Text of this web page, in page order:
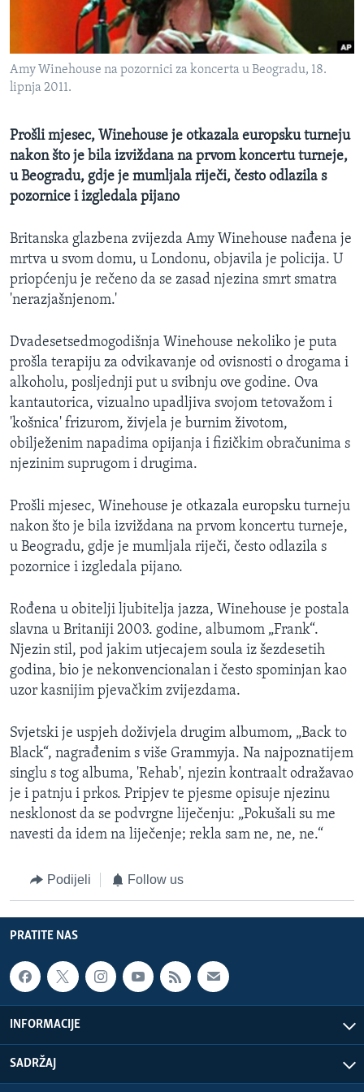
O GLASU AMERIKE
Learning English
PRATITE NAS
Amy Winehouse na pozornici za koncerta u Beogradu, 18.
lipnja 2011.
Prošli mjesec, Winehouse je otkazala europsku turneju
nakon što je bila izviždana na prvom koncertu turneje,
u Beogradu, gdje je mumljala riječi, često odlazila s
pozornice i izgledala pijano
Britanska glazbena zvijezda Amy Winehouse nađena je
mrtva u svom domu, u Londonu, objavila je policija. U
priopćenju je rečeno da se zasad njezina smrt smatra
'nerazjašnjenom.'
Dvadesetsedmogodišnja Winehouse nekoliko je puta
prošla terapiju za odvikavanje od ovisnosti o drogama i
alkoholu, posljednji put u svibnju ove godine. Ova
kantautorica, vizualno upadljiva svojom tetovažom i
'košnica' frizurom, živjela je burnim životom,
obilježenim napadima opijanja i fizičkim obračunima s
njezinim suprugom i drugima.
Prošli mjesec, Winehouse je otkazala europsku turneju
nakon što je bila izviždana na prvom koncertu turneje,
u Beogradu, gdje je mumljala riječi, često odlazila s
pozornice i izgledala pijano.
Rođena u obitelji ljubitelja jazza, Winehouse je postala
slavna u Britaniji 2003. godine, albumom „Frank“.
Njezin stil, pod jakim utjecajem soula iz šezdesetih
godina, bio je nekonvencionalan i često spominjan kao
uzor kasnijim pjevačkim zvijezdama.
Svjetski je uspjeh doživjela drugim albumom, „Back to
Black“, nagrađenim s više Grammyja. Na najpoznatijem
singlu s tog albuma, 'Rehab', njezin kontraalt odražavao
je i patnju i prkos. Pripjev te pjesme opisuje njezinu
nesklonost da se podvrgne liječenju: „Pokušali su me
navesti da idem na liječenje; rekla sam ne, ne, ne.“
Podijeli Follow us
PRATITE NAS
INFORMACIJE
SADRŽAJ